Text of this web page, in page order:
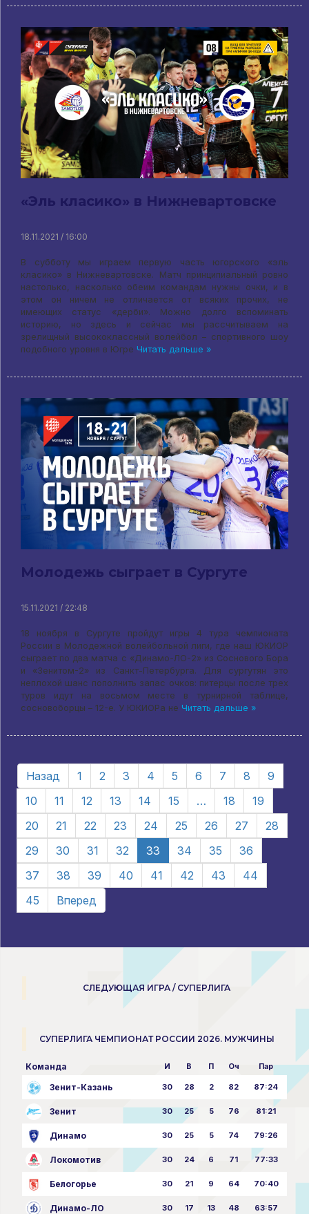
«Эль класико» в Нижневартовске
18.11.2021 / 16:00
В субботу мы играем первую часть югорского «эль
класико» в Нижневартовске. Матч принципиальный ровно
настолько, насколько обеим командам нужны очки, и в
этом он ничем не отличается от всяких прочих, не
имеющих статус «дерби». Можно долго вспоминать
историю, но здесь и сейчас мы рассчитываем на
зрелищный высококлассный волейбол – спортивного шоу
подобного уровня в Югре Читать дальше »
Молодежь сыграет в Сургуте
15.11.2021 / 22:48
18 ноября в Сургуте пройдут игры 4 тура чемпионата
России в Молодежной волейбольной лиги, где наш ЮКИОР
сыграет по два матча с «Динамо-ЛО-2» из Соснового Бора
и «Зенитом-2» из Санкт-Петербурга. Для сургутян это
неплохой шанс пополнить запас очков: питерцы после трех
туров идут на восьмом месте в турнирной таблице,
сосновоборцы – 12-е. У ЮКИОРа не Читать дальше »
Назад 1 2 3 4 5 6 7 8
9
10
11 12 13 14 15 … 18
19
20
21 22 23 24 25 26 27
28
29
30 31 32 33 34 35
36
37
38 39 40 41 42 43
44
45
Вперед
СЛЕДУЮЩАЯ ИГРА / СУПЕРЛИГА
СУПЕРЛИГА ЧЕМПИОНАТ РОССИИ 2026. МУЖЧИНЫ
Команда И В П Оч Пар
Зенит-Казань 30 28 2 82 87:24
Зенит 30 25 5 76 81:21
Динамо 30 25 5 74 79:26
Локомотив 30 24 6 71 77:33
Белогорье 30 21 9 64 70:40
Динамо-ЛО 30 17 13 48 63:57